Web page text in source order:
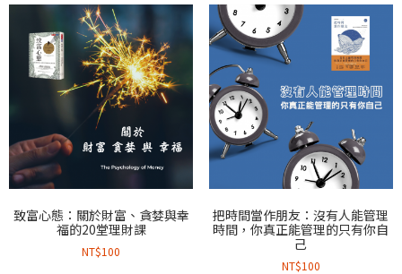
致富心態：關於財富、貪婪與幸
福的20堂理財課
NT$100
把時間當作朋友：沒有人能管理
時間，你真正能管理的只有你自
己
NT$100